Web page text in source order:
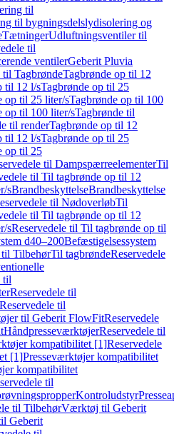
til
til bygningsdelslydisolering og
TætningerUdluftningsventiler til
til
ventilerGeberit Pluvia
til TagbrøndeTagbrønde op til 12
til 12 l/sTagbrønde op til 25
op til 25 liter/sTagbrønde op til 100
op til 100 liter/sTagbrønde til
til renderTagbrønde op til 12
til 12 l/sTagbrønde op til 25
op til 25
til DampspærreelementerTil
til Til tagbrønde op til 12
sBrandbeskyttelseBrandbeskyttelse
til NødoverløbTil
til Til tagbrønde op til 12
sReservedele til Til tagbrønde op til
d40–200Befæstigelsessystem
til TilbehørTil tagbrøndeReservedele
til
Reservedele til
Reservedele til
til Geberit FlowFitReservedele
HåndpresseværktøjerReservedele til
kompatibilitet [1]Reservedele
[1]Presseværktøjer kompatibilitet
kompatibilitet
til
Kontroludstyr
til TilbehørVærktøj til Geberit
Geberit